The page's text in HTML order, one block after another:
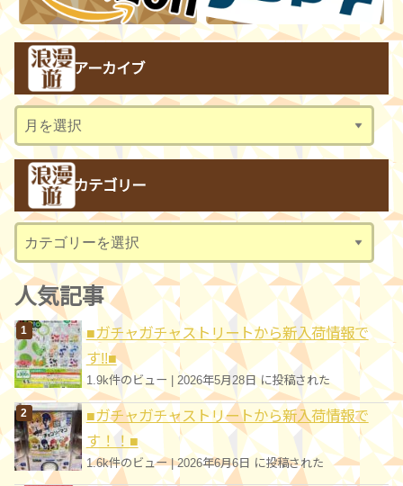
アーカイブ
ー
ブ
カテゴリー
テ
ゴ
リ
ー
人気記事
■ガチャガチャストリートから新入荷情報で
す!!■
1.9k件のビュー 2026年5月28日 に投稿された
■ガチャガチャストリートから新入荷情報で
す！！■
1.6k件のビュー|2026年6月6日 に投稿された